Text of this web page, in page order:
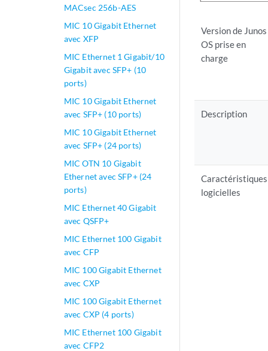
MACsec 256b-AES
MIC 10 Gigabit Ethernet
avec XFP
MIC Ethernet 1 Gigabit/10
Gigabit avec SFP+ (10
ports)
MIC 10 Gigabit Ethernet
avec SFP+ (10 ports)
MIC 10 Gigabit Ethernet
avec SFP+ (24 ports)
MIC OTN 10 Gigabit
Ethernet avec SFP+ (24
ports)
MIC Ethernet 40 Gigabit
avec QSFP+
MIC Ethernet 100 Gigabit
avec CFP
MIC 100 Gigabit Ethernet
avec CXP
MIC 100 Gigabit Ethernet
avec CXP (4 ports)
MIC Ethernet 100 Gigabit
avec CFP2
Version de Junos
OS prise en
charge
Description
Caractéristiques
logicielles